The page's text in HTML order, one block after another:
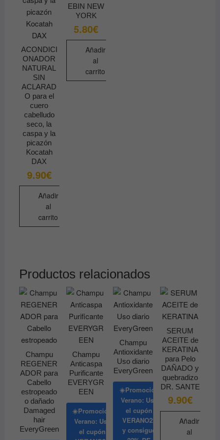
ACONDICI
ONADOR
NATURAL
SIN
ACLARAD
O para el
cuero
cabelludo
seco, la
caspa y la
picazón
Kocatah
DAX
9.90€
Añadir
al
carrito
EBIN NEW
YORK
5.80€
Añadir
al
carrito
Productos relacionados
Champu
REGENER
ADOR para
Cabello
estropeado
o dañado
Damaged
hair
EveryGreen
Champu
Anticaspa
Purificante
EVERYGR
EEN
☀️Promoción
Verano: Usa
el cupón
Champu
Antioxidante
Uso diario
EveryGreen
☀️Promoción
Verano: Usa
el cupón
VERANO22
y consigue
SERUM
ACEITE de
KERATINA
para Pelo
DAÑADO y
quebradizo
DR. SANTE
9.90€
Añadir
al